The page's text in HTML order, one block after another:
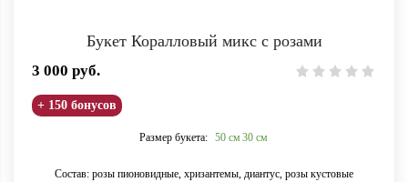
Букет Коралловый микс с розами
3 000 руб.
+ 150 бонусов
Размер букета: 50 см 30 см
Состав: розы пионовидные, хризантемы, диантус, розы кустовые